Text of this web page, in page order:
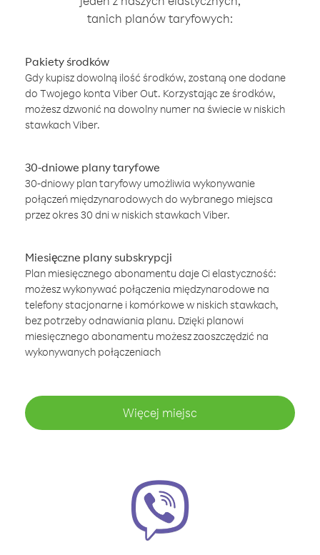
tanich planów taryfowych:
Pakiety środków
Gdy kupisz dowolną ilość środków, zostaną one dodane
do Twojego konta Viber Out. Korzystając ze środków,
możesz dzwonić na dowolny numer na świecie w niskich
stawkach Viber.
30-dniowe plany taryfowe
30-dniowy plan taryfowy umożliwia wykonywanie
połączeń międzynarodowych do wybranego miejsca
przez okres 30 dni w niskich stawkach Viber.
Miesięczne plany subskrypcji
Plan miesięcznego abonamentu daje Ci elastyczność:
możesz wykonywać połączenia międzynarodowe na
telefony stacjonarne i komórkowe w niskich stawkach,
bez potrzeby odnawiania planu. Dzięki planowi
miesięcznego abonamentu możesz zaoszczędzić na
wykonywanych połączeniach
Więcej miejsc